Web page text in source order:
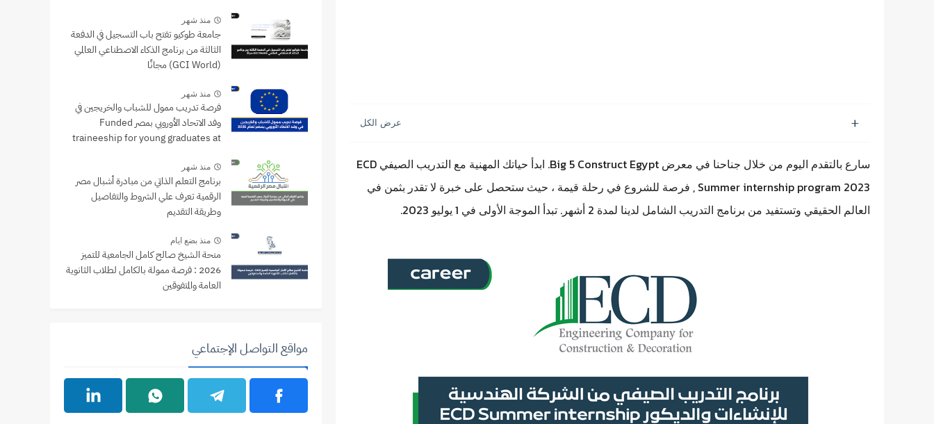
سارع بالتقدم اليوم من خلال جناحنا في معرض Big 5 Construct Egypt. ابدأ حياتك المهنية مع التدريب الصيفي ECD
Summer internship program 2023 , فرصة للشروع في رحلة قيمة ، حيث ستحصل على خبرة لا تقدر بثمن في
العالم الحقيقي وتستفيد من برنامج التدريب الشامل لدينا لمدة 2 أشهر. تبدأ الموجة الأولى في 1 يوليو 2023.
منذ شهر
جامعة طوكيو تفتح باب التسجيل في الدفعة
الثالثة من برنامج الذكاء الاصطناعي العالمي
(GCI World) مجانًا
منذ شهر
فرصة تدريب ممول للشباب والخريجين في
وفد الاتحاد الأوروبي بمصر Funded
traineeship for young graduates at
منذ شهر
برنامج التعلم الذاتي من مبادرة أشبال مصر
الرقمية تعرف علي الشروط والتفاصيل
وطريقة التقديم
منذ بضع ايام
منحة الشيخ صالح كامل الجامعية للتميز
2026 : فرصة ممولة بالكامل لطلاب الثانوية
العامة والمتفوقين
مواقع التواصل الإجتماعي